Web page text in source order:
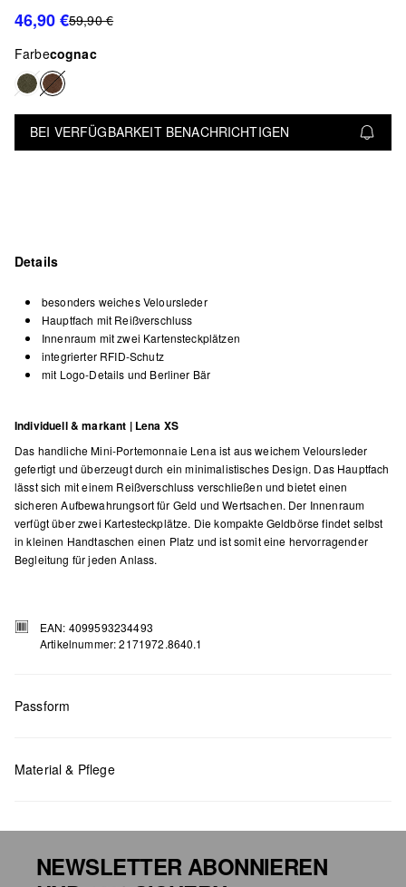
46,90 €59,90 €
Farbecognac
BEI VERFÜGBARKEIT BENACHRICHTIGEN
Details
besonders weiches Veloursleder
Hauptfach mit Reißverschluss
Innenraum mit zwei Kartensteckplätzen
integrierter RFID-Schutz
mit Logo-Details und Berliner Bär
Individuell & markant | Lena XS
Das handliche Mini-Portemonnaie Lena ist aus weichem Veloursleder
gefertigt und überzeugt durch ein minimalistisches Design. Das Hauptfach
lässt sich mit einem Reißverschluss verschließen und bietet einen
sicheren Aufbewahrungsort für Geld und Wertsachen. Der Innenraum
verfügt über zwei Kartesteckplätze. Die kompakte Geldbörse findet selbst
in kleinen Handtaschen einen Platz und ist somit eine hervorragender
Begleitung für jeden Anlass.
EAN: 4099593234493
Artikelnummer: 2171972.8640.1
Passform
Material & Pflege
NEWSLETTER ABONNIEREN